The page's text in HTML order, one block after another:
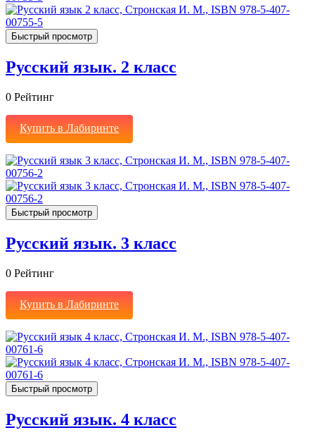
Быстрый просмотр
Русский язык. 2 класс
0 Рейтинг
Купить в Лабиринте
Быстрый просмотр
Русский язык. 3 класс
0 Рейтинг
Купить в Лабиринте
Быстрый просмотр
Русский язык. 4 класс